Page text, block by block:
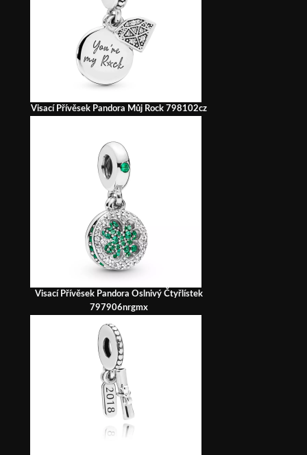
Visací Přívěsek Pandora Můj Rock 798102cz
Visací Přívěsek Pandora Oslnivý Čtyřlístek
797906nrgmx